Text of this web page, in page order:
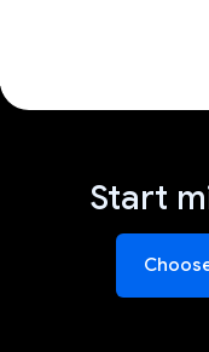
Start